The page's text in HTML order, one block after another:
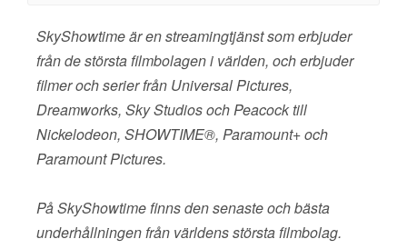
SkyShowtime är en streamingtjänst som erbjuder
från de största filmbolagen i världen, och erbjuder
filmer och serier från Universal Pictures,
Dreamworks, Sky Studios och Peacock till
Nickelodeon, SHOWTIME®, Paramount+ och
Paramount Pictures.
På SkyShowtime finns den senaste och bästa
underhållningen från världens största filmbolag.